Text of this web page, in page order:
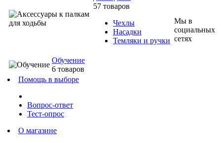
57 товаров
Чехлы
Насадки
Темляки и ручки
Обучение
6 товаров
Помощь в выборе
Вопрос-ответ
Тест-опрос
О магазине
Мы в
социальных
сетях